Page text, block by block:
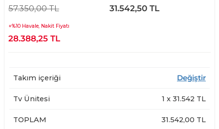
57.350,00 TL 31.542,50 TL
+%10 Havale, Nakit Fiyatı
28.388,25 TL
Takım içeriği Değiştir
Tv Ünitesi 1 x 31.542 TL
TOPLAM 31.542,00 TL